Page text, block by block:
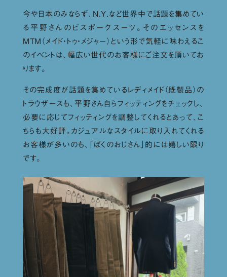
今や日本のみならず、N.Y.など世界中で話題を集めてい
る平野さんのビスポークスーツ。そのエッセンスを
MTM（メイド・トゥ・メジャー）という形で気軽に味わえるこ
のイベントは、幅広い世代のお客様にご注文を頂いてお
ります。
その完成度が話題を集めているレディメイド（既製品）の
トラウザースも、平野さん自らフィッティングをチェックし、
必要に応じてフィッティングを調整してくれるとあって、こ
ちらも大好評。カジュアルなスタイルに取り入れてくれる
お客様が多いのも、「ぼくのおじさん」的には嬉しい限り
です。